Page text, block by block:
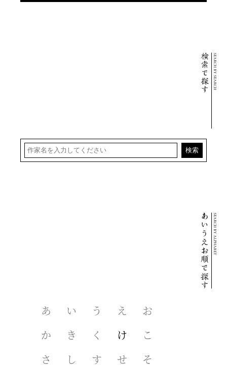
橋本雅邦
谷文晁
SEARCH BY SEARCH
SEARCH BY ALPHABET
あ い う え
お
か
き く け
こ
さ
し す せ
そ